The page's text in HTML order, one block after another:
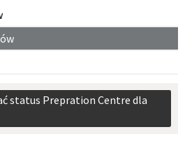
status Prepration Centre dla